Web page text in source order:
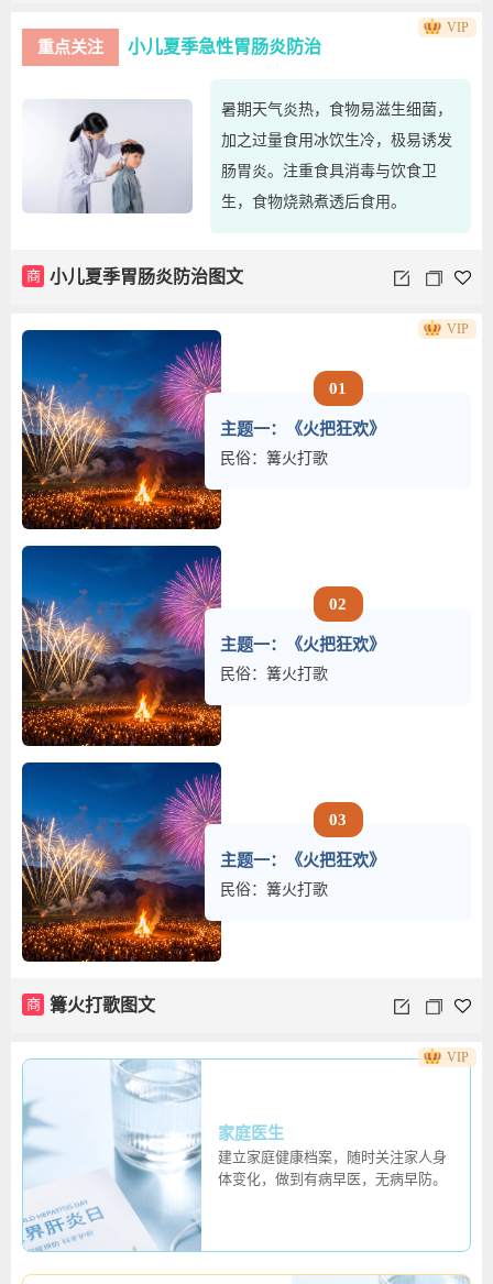
重点关注 小儿夏季急性胃肠炎防治
暑期天气炎热，食物易滋生细菌，
加之过量食用冰饮生冷，极易诱发
肠胃炎。注重食具消毒与饮食卫
生，食物烧熟煮透后食用。
商 小儿夏季胃肠炎防治图文
VIP
01
主题一：《火把狂欢》
民俗：篝火打歌
02
主题一：《火把狂欢》
民俗：篝火打歌
03
主题一：《火把狂欢》
民俗：篝火打歌
商 篝火打歌图文
VIP
家庭医生
建立家庭健康档案，随时关注家人身
体变化，做到有病早医，无病早防。
VIP